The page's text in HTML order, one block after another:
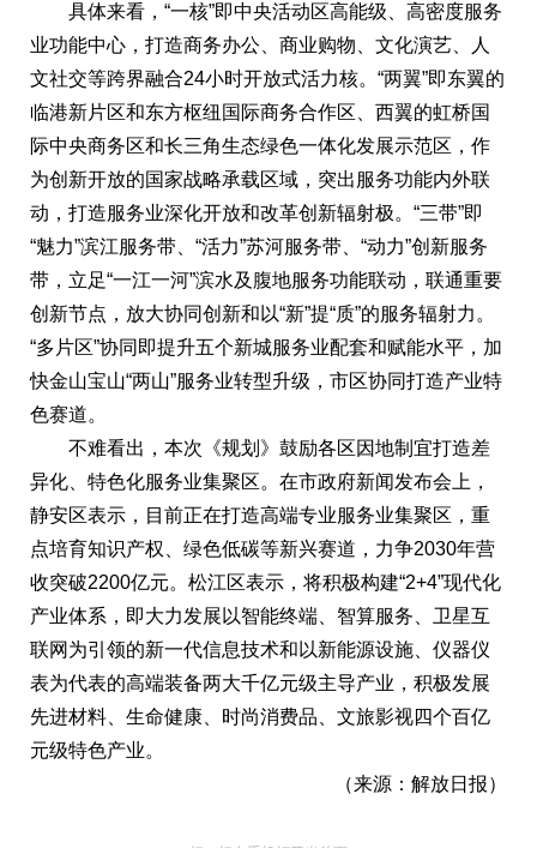
具体来看，“一核”即中央活动区高能级、高密度服务
业功能中心，打造商务办公、商业购物、文化演艺、人
文社交等跨界融合24小时开放式活力核。“两翼”即东翼的
临港新片区和东方枢纽国际商务合作区、西翼的虹桥国
际中央商务区和长三角生态绿色一体化发展示范区，作
为创新开放的国家战略承载区域，突出服务功能内外联
动，打造服务业深化开放和改革创新辐射极。“三带”即
“魅力”滨江服务带、“活力”苏河服务带、“动力”创新服务
带，立足“一江一河”滨水及腹地服务功能联动，联通重要
创新节点，放大协同创新和以“新”提“质”的服务辐射力。
“多片区”协同即提升五个新城服务业配套和赋能水平，加
快金山宝山“两山”服务业转型升级，市区协同打造产业特
色赛道。
不难看出，本次《规划》鼓励各区因地制宜打造差
异化、特色化服务业集聚区。在市政府新闻发布会上，
静安区表示，目前正在打造高端专业服务业集聚区，重
点培育知识产权、绿色低碳等新兴赛道，力争2030年营
收突破2200亿元。松江区表示，将积极构建“2+4”现代化
产业体系，即大力发展以智能终端、智算服务、卫星互
联网为引领的新一代信息技术和以新能源设施、仪器仪
表为代表的高端装备两大千亿元级主导产业，积极发展
先进材料、生命健康、时尚消费品、文旅影视四个百亿
元级特色产业。
（来源：解放日报）